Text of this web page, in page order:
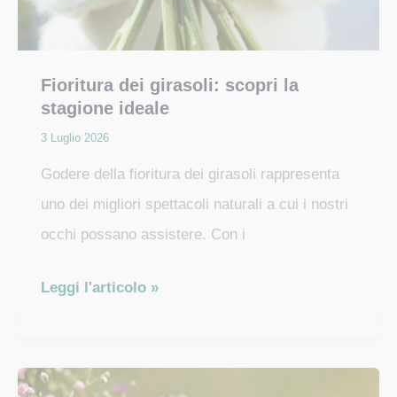
Fioritura dei girasoli: scopri la
stagione ideale
3 Luglio 2026
Godere della fioritura dei girasoli rappresenta
uno dei migliori spettacoli naturali a cui i nostri
occhi possano assistere. Con i
Fioritura
scopri
Leggi l'articolo »